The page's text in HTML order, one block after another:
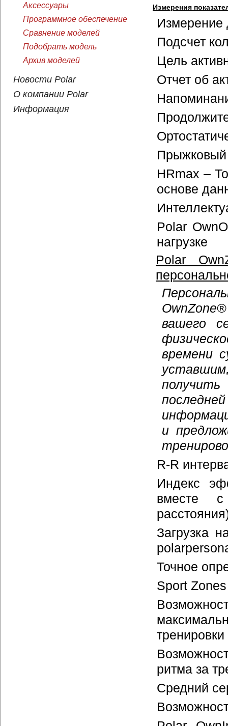
Измерения
Измерение
Подсчет
Цель
Отчет об
Прыжковый
HRmax –
основе
Polar
нагрузке
Polar
вашего
времени
и
R-R
Индекс
вместе с
Загрузка
Точное
Sport
тренировки
ритма за
Средний
Аксессуары
Программное обеспечение
Сравнение моделей
Подобрать модель
Архив моделей
Новости Polar
О компании Polar
Информация